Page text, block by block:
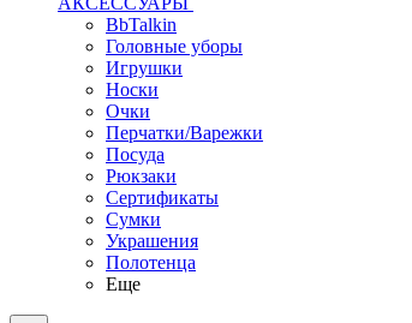
BbTalkin
Головные уборы
Игрушки
Носки
Очки
Перчатки/Варежки
Посуда
Рюкзаки
Сертификаты
Сумки
Украшения
Полотенца
Еще